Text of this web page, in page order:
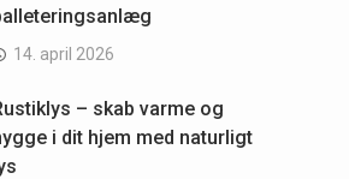
14. april 2026
– skab varme og
i dit hjem med naturligt